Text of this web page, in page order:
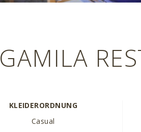
GAMILA
KLEIDERORDNUNG
Casual